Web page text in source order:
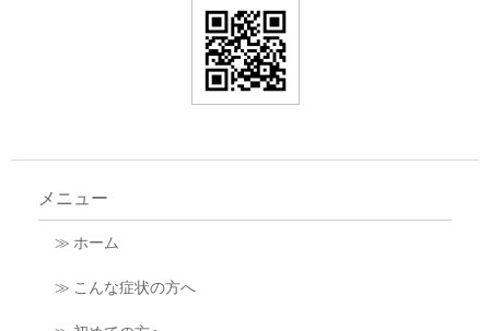
メニュー
≫ ホーム
≫ こんな症状の方へ